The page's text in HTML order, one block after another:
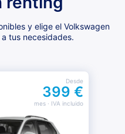
y elige el Volkswagen
tus necesidades.
Desde
399 €
mes· IVA incluido